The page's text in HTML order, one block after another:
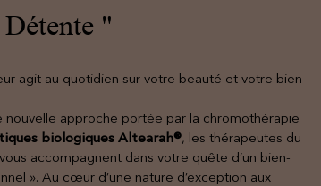
Informations
Retrouvez toutes les informations
rejoindre le resort ou nous contacter
"
agit au quotidien sur votre beauté et votre bien-
nouvelle approche portée par la chromothérapie
biologiques Altearah®, les thérapeutes du
accompagnent dans votre quête d’un bien-
». Au cœur d’une nature d’exception aux